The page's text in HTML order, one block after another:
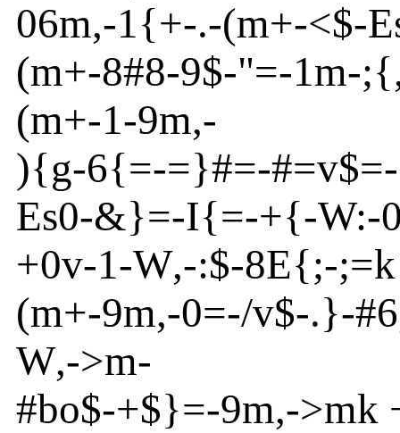
06m,-1{+-.-(m+-<$-
(m+-8#8-9$-"=-1m-;{
(m+-1-9m,-
){g-6{=-=}#=-#=v$=-
Es0-&}=-I{=-+{-W:-
+0v-1-W,-:$-8E{;-
(m+-9m,-0=-/v$-.}-
W,->m-
#bo$-+$}=-9m,->mk